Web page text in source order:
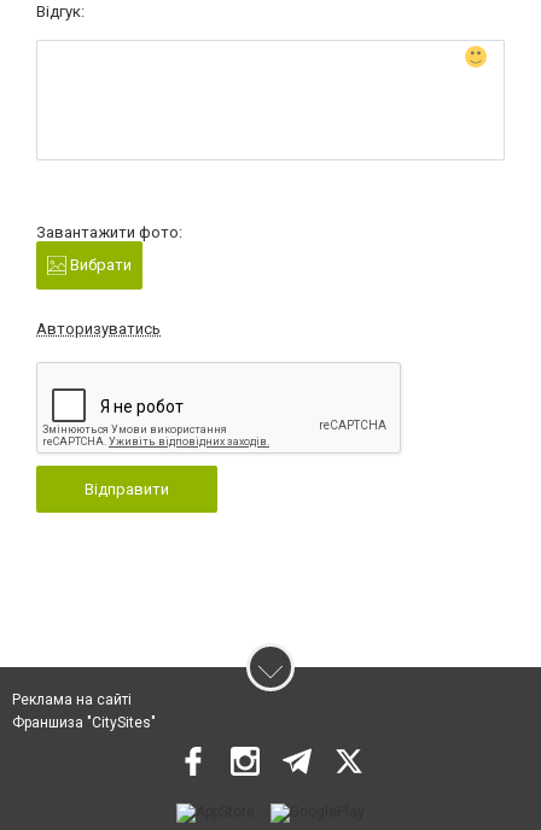
Відгук:
Завантажити фото:
Вибрати
Авторизуватись
Відправити
Реклама на сайті
Франшиза "CitySites"